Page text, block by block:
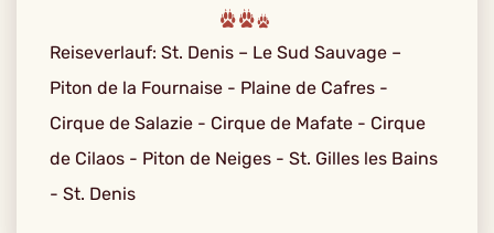
Reiseverlauf: St. Denis – Le Sud Sauvage –
Piton de la Fournaise - Plaine de Cafres -
Cirque de Salazie - Cirque de Mafate - Cirque
de Cilaos - Piton de Neiges - St. Gilles les Bains
- St. Denis